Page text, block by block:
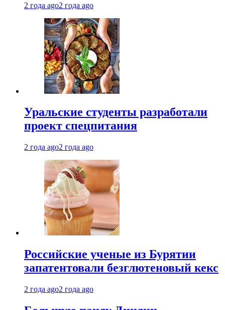
2 года ago2 года ago
Уральские студенты разработали
проект спецпитания
2 года ago2 года ago
Российские ученые из Бурятии
запатентовали безглютеновый кекс
2 года ago2 года ago